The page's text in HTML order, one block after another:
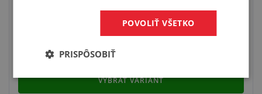
VYBRAŤ VARIANT
POVOLIŤ VŠETKO
PRISPÔSOBIŤ